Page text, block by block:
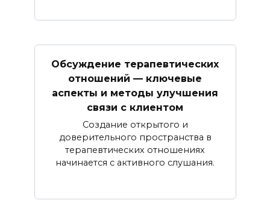
Обсуждение терапевтических
отношений — ключевые
аспекты и методы улучшения
связи с клиентом
Создание открытого и
доверительного пространства в
терапевтических отношениях
начинается с активного слушания.